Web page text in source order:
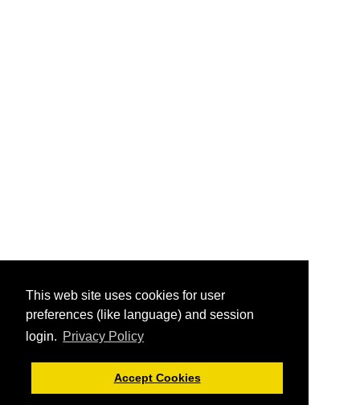
This web site uses cookies for user
preferences (like language) and session
login. Privacy Policy
Accept Cookies